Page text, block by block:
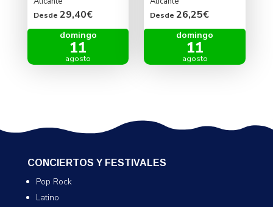
Desde 29,40€
domingo
11
agosto
Desde 26,25€
domingo
11
agosto
CONCIERTOS Y FESTIVALES
Pop Rock
Latino